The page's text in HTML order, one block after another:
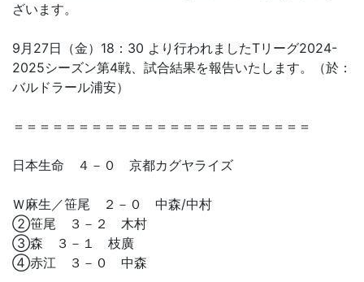
ざいます。
9月27日（金）18：30 より行われましたTリーグ2024-
2025シーズン第4戦、試合結果を報告いたします。（於：
バルドラール浦安）
＝＝＝＝＝＝＝＝＝＝＝＝＝＝＝＝＝＝＝＝＝＝＝
日本生命 ４－０ 京都カグヤライズ
Ｗ麻生／笹尾 ２－０ 中森/中村
②笹尾 ３－２ 木村
③森 ３－１ 枝廣
④赤江 ３－０ 中森